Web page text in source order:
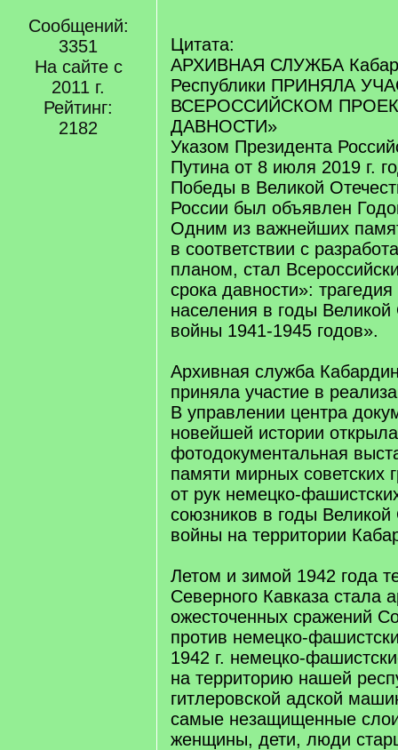
Сообщений:
3351
На сайте с
2011 г.
Рейтинг:
2182
Цитата:
АРХИВНАЯ СЛУЖБА
Республики ПРИНЯЛА
ВСЕРОССИЙСКОМ
ДАВНОСТИ»
Указом Президента
Путина от 8 июля 2019 г.
Победы в Великой
России был объявлен
Одним из важнейших
в соответствии с
планом, стал
срока давности»:
населения в годы Великой
войны 1941-1945 годов».
Архивная служба
приняла участие в
В управлении центра
новейшей истории
фотодокументальная
памяти мирных советских
от рук немецко-
союзников в годы Великой
войны на территории
Летом и зимой 1942 года
Северного Кавказа стала
ожесточенных сражений
против немецко-
1942 г. немецко-
на территорию нашей
гитлеровской адской
самые незащищенные
женщины, дети, люди